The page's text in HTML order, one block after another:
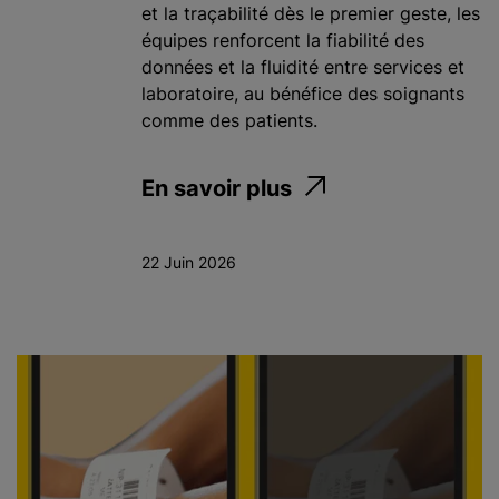
et la traçabilité dès le premier geste, les
équipes renforcent la fiabilité des
données et la fluidité entre services et
laboratoire, au bénéfice des soignants
comme des patients.
En savoir plus
22 Juin 2026